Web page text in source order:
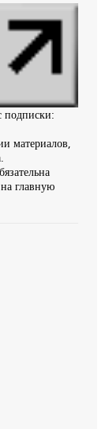
материалов,
главную